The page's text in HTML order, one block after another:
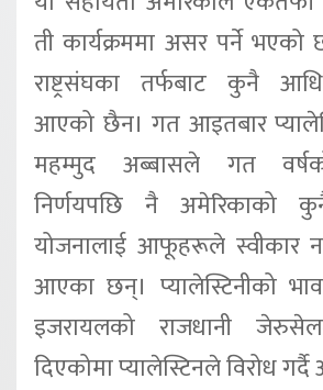
ती कार्यक्रममा असर पर्ने
राष्ट्रसंघका तर्फबाट कुनै
आएको छैन। गत आइतबार
महम्मुद अब्बासले गत
निर्णयपछि नै अमेरिकाको
योजनालाई आफूहरूले स्वीकार
आएका छन्। प्यालेस्टिनीको
इजरायलको राजधानी
दिएकोमा प्यालेस्टिनले विरोध